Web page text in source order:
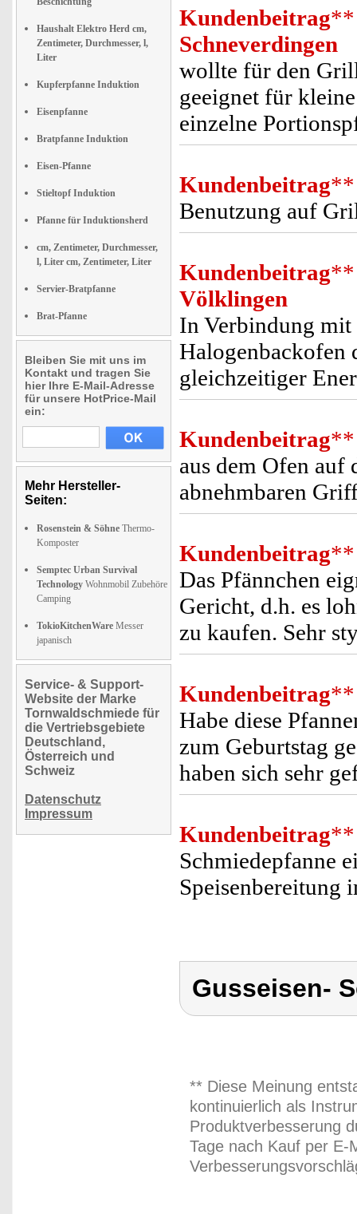
Haushalt Elektro Herd cm,
Zentimeter, Durchmesser, l,
Liter
Kupferpfanne Induktion
Eisenpfanne
Bratpfanne Induktion
Eisen-Pfanne
Stieltopf Induktion
Pfanne für Induktionsherd
cm, Zentimeter, Durchmesser,
l, Liter cm, Zentimeter, Liter
Servier-Bratpfanne
Brat-Pfanne
Bleiben Sie mit uns im
Kontakt und tragen Sie
hier Ihre E-Mail-Adresse
für unsere HotPrice-Mail
ein:
Mehr Hersteller-
Seiten:
Rosenstein & Söhne Thermo-
Komposter
Semptec Urban Survival
Technology Wohnmobil Zubehöre
Camping
TokioKitchenWare Messer
japanisch
Service- & Support-
Website der Marke
Tornwaldschmiede für
die Vertriebsgebiete
Deutschland,
Österreich und
Schweiz
Datenschutz
Impressum
Kundenbeitrag**
Schneverdingen
wollte für den
geeignet für
einzelne
Kundenbeitrag**
Benutzung auf
Kundenbeitrag**
Völklingen
In Verbindung
Halogenbackofen
gleichzeitiger
Kundenbeitrag**
aus dem Ofen auf
abnehmbaren
Kundenbeitrag**
Das Pfännchen
Gericht, d.h. es
zu kaufen. Sehr
Kundenbeitrag**
Habe diese
zum Geburtstag
haben sich sehr
Kundenbeitrag**
Schmiedepfanne
Speisenbereitung
Gusseisen-
** Diese Meinung
kontinuierlich als
Produktverbesserung
Tage nach Kauf per E-